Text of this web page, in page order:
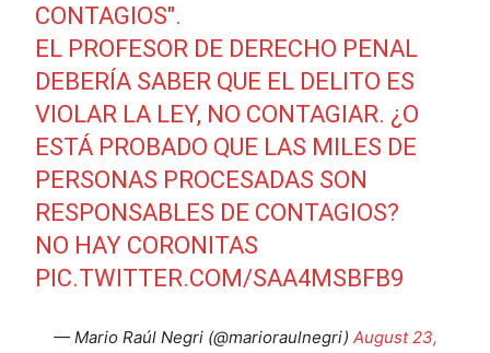
CONTAGIOS".
EL PROFESOR DE DERECHO PENAL
DEBERÍA SABER QUE EL DELITO ES
VIOLAR LA LEY, NO CONTAGIAR. ¿O
ESTÁ PROBADO QUE LAS MILES DE
PERSONAS PROCESADAS SON
RESPONSABLES DE CONTAGIOS?
NO HAY CORONITAS
PIC.TWITTER.COM/SAA4MSBFB9
— Mario Raúl Negri (@marioraulnegri) August 23,